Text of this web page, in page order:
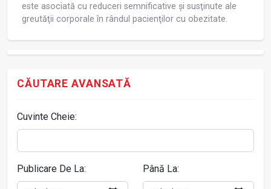
este asociată cu reduceri semnificative și susţinute ale
greutăţii corporale în rândul pacienţilor cu obezitate.
CĂUTARE AVANSATĂ
Cuvinte Cheie:
Publicare De La: Până La: